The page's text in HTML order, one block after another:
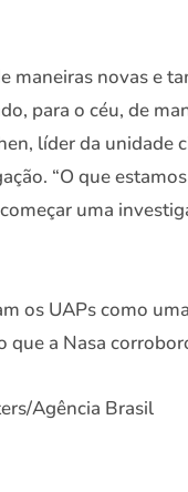
maneiras novas e
para o céu, de
líder da unidade
“O que estamos
uma
os UAPs como uma
que a Nasa
Agência Brasil